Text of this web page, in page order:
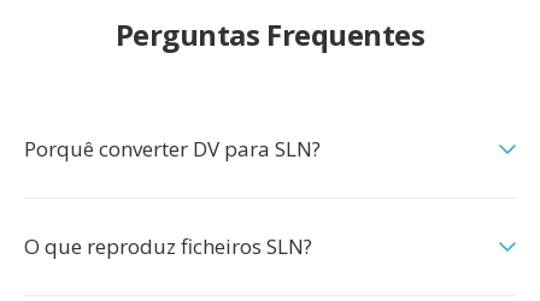
Perguntas Frequentes
Porquê converter DV para SLN?
O que reproduz ficheiros SLN?